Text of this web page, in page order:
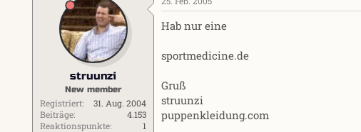
struunzi
New member
Registriert
31. Aug. 2004
Beiträge
4.153
Reaktionspunkte
1
Hab nur eine
sportmedicine.de
Gruß
struunzi
puppenkleidung.com